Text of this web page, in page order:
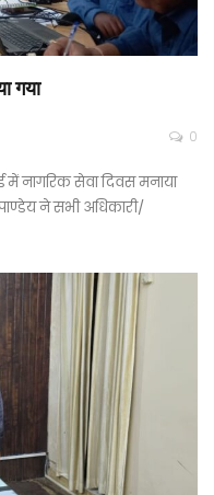
गया
0
नागरिक सेवा दिवस मनाया
ने सभी अधिकारी/